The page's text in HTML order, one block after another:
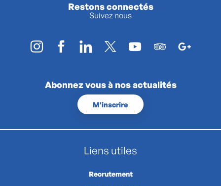
Restons connectés
Suivez nous
Abonnez vous à nos actualités
M'inscrire
Liens utiles
Recrutement